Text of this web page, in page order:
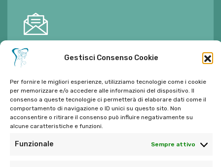
Gestisci Consenso Cookie
Per fornire le migliori esperienze, utilizziamo tecnologie come i cookie
per memorizzare e/o accedere alle informazioni del dispositivo. Il
consenso a queste tecnologie ci permetterà di elaborare dati come il
comportamento di navigazione o ID unici su questo sito. Non
acconsentire o ritirare il consenso può influire negativamente su
alcune caratteristiche e funzioni.
Funzionale Sempre attivo
E-mail:
Tel:06 272342
Tel:393 9810086